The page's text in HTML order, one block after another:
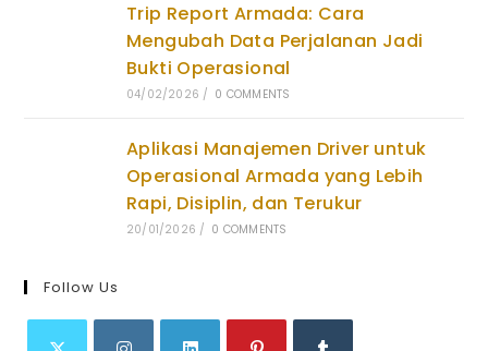
Trip Report Armada: Cara
Mengubah Data Perjalanan Jadi
Bukti Operasional
04/02/2026 / 0 COMMENTS
Aplikasi Manajemen Driver untuk
Operasional Armada yang Lebih
Rapi, Disiplin, dan Terukur
20/01/2026 / 0 COMMENTS
Follow Us